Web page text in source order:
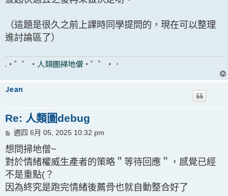
（這題是很久之前上課時同學提問的，現在可以整理
進討論區了）
.・゜゜・ 人類圖掃地僧 ・゜゜・．
Jean
Re: 人類圖debug
文
週四 6月 05, 2025 10:32 pm
想問掃地僧~
對於情緒權威生產者的策略＂等待回應＂，感覺已經
不是重點(？
因為終究是跑完情緒後薦骨也就自動整合好了